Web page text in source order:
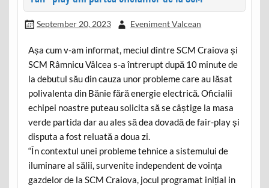
September 20, 2023 Eveniment Valcean
Așa cum v-am informat, meciul dintre SCM Craiova și
SCM Râmnicu Vâlcea s-a întrerupt după 10 minute de
la debutul său din cauza unor probleme care au lăsat
polivalenta din Bănie fără energie electrică. Oficialii
echipei noastre puteau solicita să se câștige la masa
verde partida dar au ales să dea dovadă de fair-play și
disputa a fost reluată a doua zi.
“În contextul unei probleme tehnice a sistemului de
iluminare al sălii, survenite independent de voința
gazdelor de la SCM Craiova, jocul programat inițial in